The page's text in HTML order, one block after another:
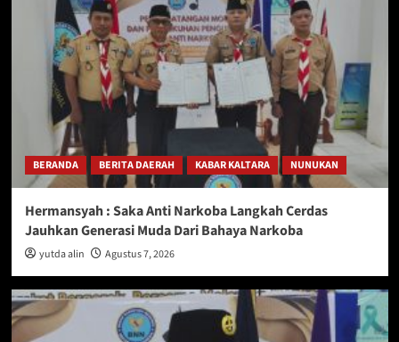
BERANDA BERITA DAERAH KABAR KALTARA NUNUKAN
Hermansyah : Saka Anti Narkoba Langkah Cerdas
Jauhkan Generasi Muda Dari Bahaya Narkoba
yutda alin Agustus 7, 2026